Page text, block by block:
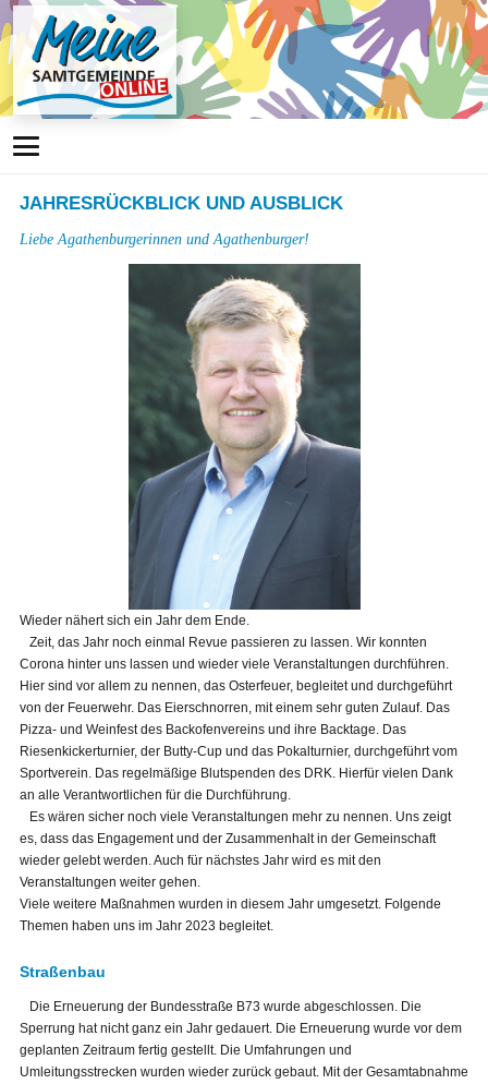
JAHRESRÜCKBLICK UND AUSBLICK
Liebe Agathenburgerinnen und Agathenburger!
Wieder nähert sich ein Jahr dem Ende.
Zeit, das Jahr noch einmal Revue passieren zu lassen. Wir konnten
Corona hinter uns lassen und wieder viele Veranstaltungen durchführen.
Hier sind vor allem zu nennen, das Osterfeuer, begleitet und durchgeführt
von der Feuerwehr. Das Eierschnorren, mit einem sehr guten Zulauf. Das
Pizza- und Weinfest des Backofenvereins und ihre Backtage. Das
Riesenkickerturnier, der Butty-Cup und das Pokalturnier, durchgeführt vom
Sportverein. Das regelmäßige Blutspenden des DRK. Hierfür vielen Dank
an alle Verantwortlichen für die Durchführung.
Es wären sicher noch viele Veranstaltungen mehr zu nennen. Uns zeigt
es, dass das Engagement und der Zusammenhalt in der Gemeinschaft
wieder gelebt werden. Auch für nächstes Jahr wird es mit den
Veranstaltungen weiter gehen.
Viele weitere Maßnahmen wurden in diesem Jahr umgesetzt. Folgende
Themen haben uns im Jahr 2023 begleitet.
Straßenbau
Die Erneuerung der Bundesstraße B73 wurde abgeschlossen. Die
Sperrung hat nicht ganz ein Jahr gedauert. Die Erneuerung wurde vor dem
geplanten Zeitraum fertig gestellt. Die Umfahrungen und
Umleitungsstrecken wurden wieder zurück gebaut. Mit der Gesamtabnahme